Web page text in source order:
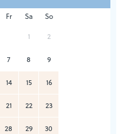
Fr Sa
So
1
2
7 8 9
14 15 16
21 22 23
28 29 30